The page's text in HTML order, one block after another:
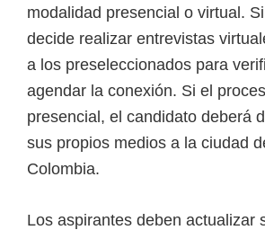
modalidad presencial o virtual.
decide realizar entrevistas
a los preseleccionados para
agendar la conexión. Si el
presencial, el candidato deberá
sus propios medios a la ciudad
Colombia.
Los aspirantes deben actualizar